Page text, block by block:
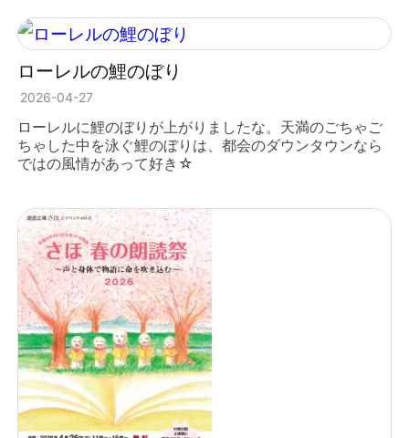
ローレルの鯉のぼり
2026-04-27
ローレルに鯉のぼりが上がりましたな。天満のごちゃご
ちゃした中を泳ぐ鯉のぼりは、都会のダウンタウンなら
ではの風情があって好き☆